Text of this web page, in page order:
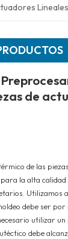
de
de las
la alta calidad
Utilizamos
debe ser
utilizar un
debe